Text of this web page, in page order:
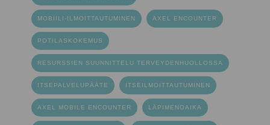
MOBIILI-ILMOITTAUTUMINEN AXEL ENCOUNTER
POTILASKOKEMUS
RESURSSIEN SUUNNITTELU TERVEYDENHUOLLOSSA
ITSEPALVELUPÄÄTE ITSEILMOITTAUTUMINEN
AXEL MOBILE ENCOUNTER LÄPIMENOAIKA